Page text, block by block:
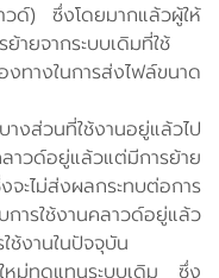
าวด์) ซึ่งโดยมากแล้วผู้ให้
ายจากระบบเดิมที่ใช้
ทางในการส่งไฟล์ขนาด
งส่วนที่ใช้งานอยู่แล้วไป
ด์อยู่แล้วแต่มีการย้าย
ะไม่ส่งผลกระทบต่อการ
รใช้งานคลาวด์อยู่แล้ว
ช้งานในปัจจุบัน
ม่ทดแทนระบบเดิม ซึ่ง